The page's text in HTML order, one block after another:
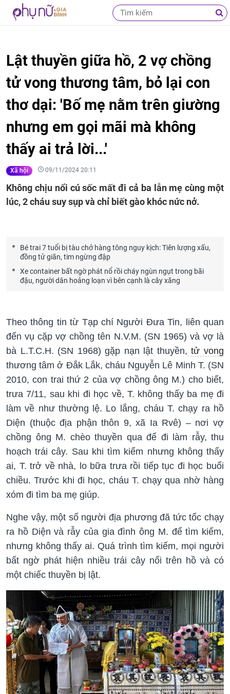
Lật thuyền giữa hồ, 2 vợ chồng
tử vong thương tâm, bỏ lại con
thơ dại: 'Bố mẹ nằm trên giường
nhưng em gọi mãi mà không
thấy ai trả lời...'
Xã hội 09/11/2024 20:11
Không chịu nổi cú sốc mất đi cả ba lẫn mẹ cùng một
lúc, 2 cháu suy sụp và chỉ biết gào khóc nức nở.
Bé trai 7 tuổi bị tàu chở hàng tông nguy kịch: Tiên lượng xấu,
đồng tử giãn, tim ngừng đập
Xe container bất ngờ phát nổ rồi cháy ngùn ngụt trong bãi
đậu, người dân hoảng loạn vì bên cạnh là cây xăng
Theo thông tin từ Tạp chí Người Đưa Tin, liên quan
đến vụ cặp vợ chồng tên N.V.M. (SN 1965) và vợ là
bà L.T.C.H. (SN 1968) gặp nạn lật thuyền, tử vong
thương tâm ở Đắk Lắk, cháu Nguyễn Lê Minh T. (SN
2010, con trai thứ 2 của vợ chồng ông M.) cho biết,
trưa 7/11, sau khi đi học về, T. không thấy ba mẹ đi
làm về như thường lệ. Lo lắng, cháu T. chạy ra hồ
Diện (thuộc địa phận thôn 9, xã Ia Rvê) – nơi vợ
chồng ông M. chèo thuyền qua để đi làm rẫy, thu
hoạch trái cây. Sau khi tìm kiếm nhưng không thấy
ai, T. trở về nhà, lo bữa trưa rồi tiếp tục đi học buổi
chiều. Trước khi đi học, cháu T. chạy qua nhờ hàng
xóm đi tìm ba mẹ giúp.
Nghe vậy, một số người địa phương đã tức tốc chạy
ra hồ Diện và rẫy của gia đình ông M. để tìm kiếm,
nhưng không thấy ai. Quá trình tìm kiếm, mọi người
bất ngờ phát hiện nhiều trái cây nổi trên hồ và có
một chiếc thuyền bị lật.